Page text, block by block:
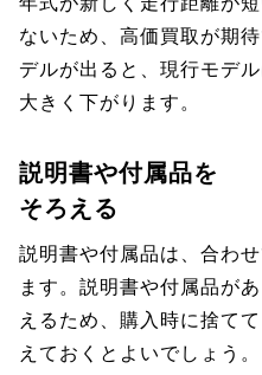
ないため、高価買取が期
デルが出ると、現行モデ
大きく下がります。
説明書や付属品を
そろえる
説明書や付属品は、合わ
ます。説明書や付属品が
えるため、購入時に捨て
えておくとよいでしょう。